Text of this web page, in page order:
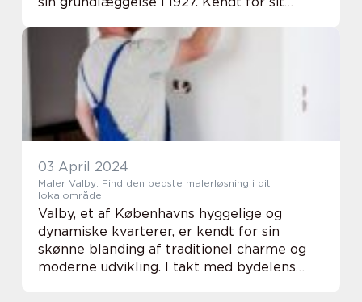
banebrydende arbejde inden for
miljømæssige og t...
03 April 2024
Maler Valby: Find den bedste malerløsning i dit
lokalområde
Valby, et af Københavns hyggelige og
dynamiske kvarterer, er kendt for sin
skønne blanding af traditionel charme og
moderne udvikling. I takt med bydelens